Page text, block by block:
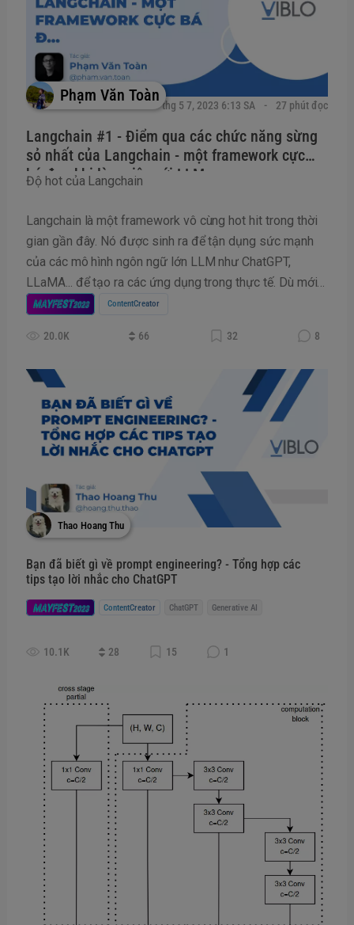
Phạm Văn Toàn
thg 5 7, 2023 6:13 SA 27 phút đọc
Langchain #1 - Điểm qua các chức năng sừng
sỏ nhất của Langchain - một framework cực
bá đạo khi làm việc với LLM
Độ hot của Langchain
Langchain là một framework vô cùng hot hit trong thời
gian gần đây. Nó được sinh ra để tận dụng sức mạnh
của các mô hình ngôn ngữ lớn LLM như ChatGPT,
LLaMA... để tạo ra các ứng dụng trong thực tế. Dù mới
được phát triển cách đây khoảng 6 tháng (10/2022) và
Github Langchain đã nhận được những tương tác khủng
MAYFEST2023 ContentCreator
20.0K 66 32 8
Thao Hoang Thu
Bạn đã biết gì về prompt engineering? - Tổng hợp các
tips tạo lời nhắc cho ChatGPT
MAYFEST2023 ContentCreator ChatGPT Generative AI
10.1K 28 15 1